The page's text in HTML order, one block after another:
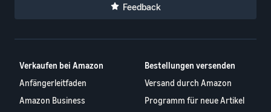
Feedback
Verkaufen bei Amazon
Anfängerleitfaden
Amazon Business
Bestellungen versenden
Versand durch Amazon
Programm für neue Artikel